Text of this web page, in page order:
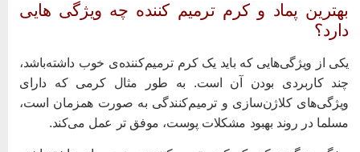
پماد و کرم ترمیم کننده چه ویژگی هایی
از ویژگی‌هایی که باید یک کرم ترمیم‌کننده‌ی خوب داشته‌باشد،
کاربردی بودن آن است. به طور مثال کرمی که دارای
کلاژن‌سازی و ترمیم‌کنندگی به صورت همزمان است،
در روند بهبود مشکلات پوست، موفق تر عمل می‌کند.